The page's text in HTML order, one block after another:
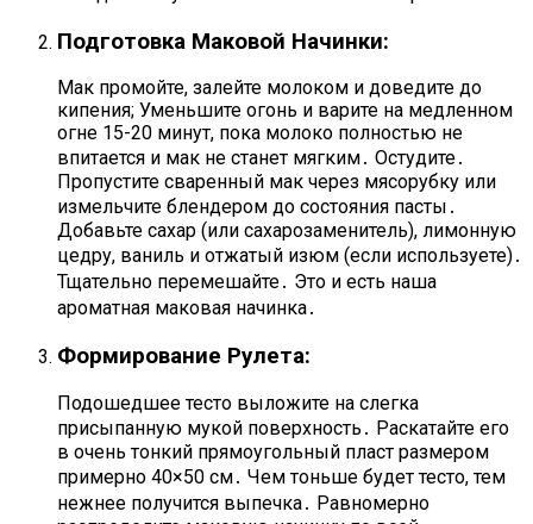
Подготовка Маковой Начинки:
Мак промойте, залейте молоком и доведите до
кипения; Уменьшите огонь и варите на медленном
огне 15-20 минут, пока молоко полностью не
впитается и мак не станет мягким․ Остудите․
Пропустите сваренный мак через мясорубку или
измельчите блендером до состояния пасты․
Добавьте сахар (или сахарозаменитель), лимонную
цедру, ваниль и отжатый изюм (если используете)․
Тщательно перемешайте․ Это и есть наша
ароматная маковая начинка․
Формирование Рулета:
Подошедшее тесто выложите на слегка
присыпанную мукой поверхность․ Раскатайте его
в очень тонкий прямоугольный пласт размером
примерно 40×50 см․ Чем тоньше будет тесто, тем
нежнее получится выпечка․ Равномерно